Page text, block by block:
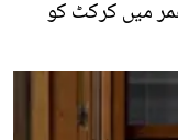
نے 25 برس کی عمر میں کرکٹ کو